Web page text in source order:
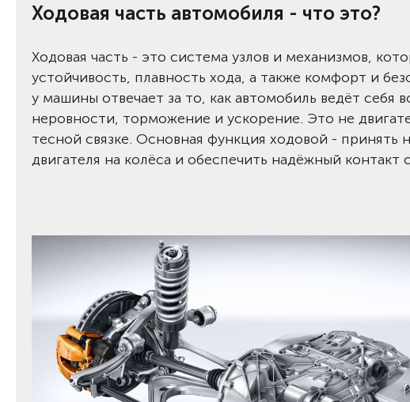
Ходовая часть автомобиля - что это?
Ходовая часть - это система узлов и механизмов,
устойчивость, плавность хода, а также комфорт и
у машины отвечает за то, как автомобиль ведёт себя
неровности, торможение и ускорение. Это не
тесной связке. Основная функция ходовой - принять
двигателя на колёса и обеспечить надёжный